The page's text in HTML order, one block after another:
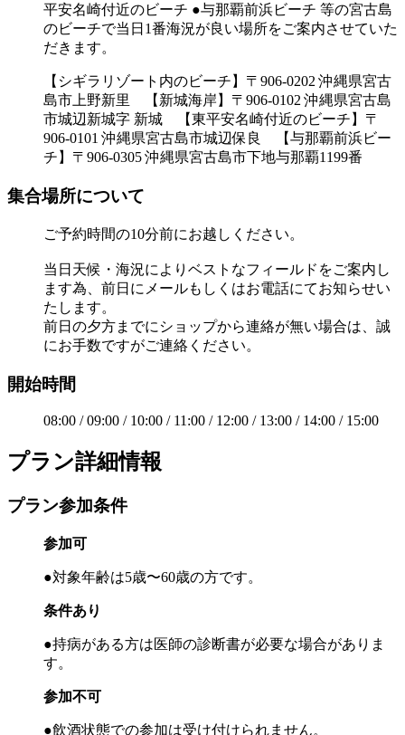
平安名崎付近のビーチ ●与那覇前浜ビーチ 等の宮古島
のビーチで当日1番海況が良い場所をご案内させていた
だきます。
【シギラリゾート内のビーチ】〒906-0202 沖縄県宮古
島市上野新里 【新城海岸】〒906-0102 沖縄県宮古島
市城辺新城字 新城 【東平安名崎付近のビーチ】〒
906-0101 沖縄県宮古島市城辺保良 【与那覇前浜ビー
チ】〒906-0305 沖縄県宮古島市下地与那覇1199番
集合場所について
ご予約時間の10分前にお越しください。
当日天候・海況によりベストなフィールドをご案内し
ます為、前日にメールもしくはお電話にてお知らせい
たします。
前日の夕方までにショップから連絡が無い場合は、誠
にお手数ですがご連絡ください。
開始時間
08:00 / 09:00 / 10:00 / 11:00 / 12:00 / 13:00 / 14:00 / 15:00
プラン詳細情報
プラン参加条件
参加可
●対象年齢は5歳〜60歳の方です。
条件あり
●持病がある方は医師の診断書が必要な場合がありま
す。
参加不可
●飲酒状態での参加は受け付けられません。